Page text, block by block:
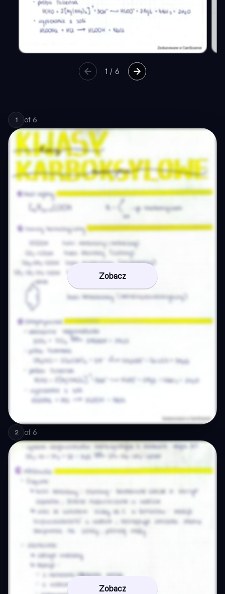
1 /6
1 of 6
Zobacz
2 of 6
Zobacz